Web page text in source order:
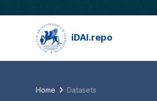
iDAI.repo
Home Datasets